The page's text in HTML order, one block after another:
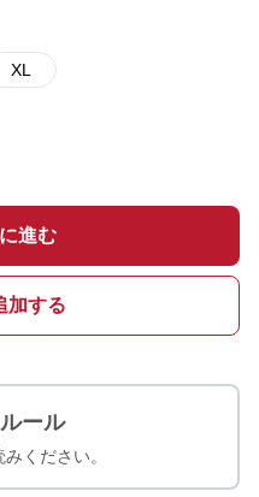
XL
進む
加する
ール
ください。